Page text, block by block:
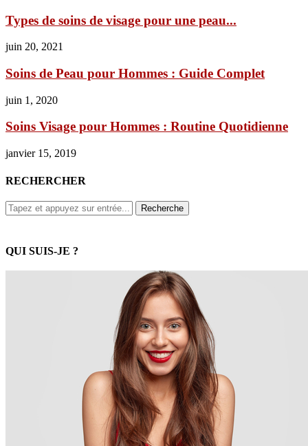
Types de soins de visage pour une peau...
juin 20, 2021
Soins de Peau pour Hommes : Guide Complet
juin 1, 2020
Soins Visage pour Hommes : Routine Quotidienne
janvier 15, 2019
RECHERCHER
QUI SUIS-JE ?